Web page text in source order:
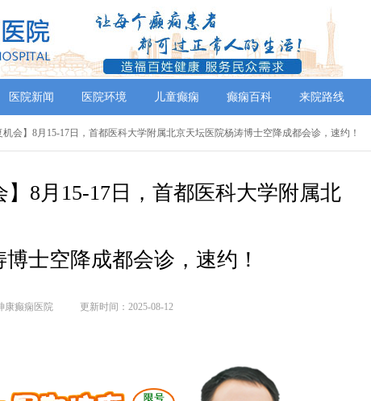
医院新闻 医院环境 儿童癫痫 癫痫百科 来院路线
会】8月15-17日，首都医科大学附属北京天坛医院杨涛博士空降成都会诊，速约！
8月15-17日，首都医科大学附属北
士空降成都会诊，速约！
康癫痫医院 更新时间：2025-08-12